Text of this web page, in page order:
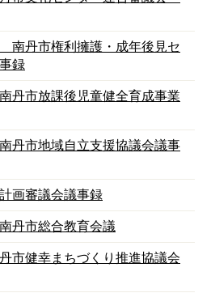
丹市権利擁護・成年後見セ
録
丹市放課後児童健全育成事業
丹市地域自立支援協議会議事
画審議会議事録
丹市総合教育会議
市健幸まちづくり推進協議会